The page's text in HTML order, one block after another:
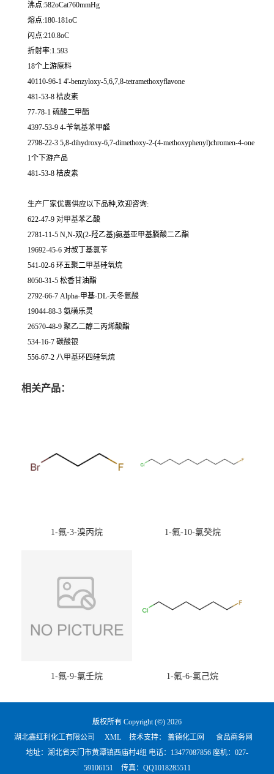
沸点:582oCat760mmHg
熔点:180-181oC
闪点:210.8oC
折射率:1.593
18个上游原料
40110-96-1 4'-benzyloxy-5,6,7,8-tetramethoxyflavone
481-53-8 桔皮素
77-78-1 硫酸二甲酯
4397-53-9 4-苄氧基苯甲醛
2798-22-3 5,8-dihydroxy-6,7-dimethoxy-2-(4-methoxyphenyl)chromen-4-one
1个下游产品
481-53-8 桔皮素
生产厂家优惠供应以下品种,欢迎咨询:
622-47-9 对甲基苯乙酸
2781-11-5 N,N-双(2-羟乙基)氨基亚甲基膦酸二乙酯
19692-45-6 对叔丁基氯苄
541-02-6 环五聚二甲基硅氧烷
8050-31-5 松香甘油酯
2792-66-7 Alpha-甲基-DL-天冬氨酸
19044-88-3 氨磺乐灵
26570-48-9 聚乙二醇二丙烯酸酯
534-16-7 碳酸银
556-67-2 八甲基环四硅氧烷
相关产品：
1-氟-3-溴丙烷 1-氟-10-氯癸烷
1-氟-9-氯壬烷 1-氟-6-氯己烷
版权所有 Copyright (©) 2026
湖北鑫红利化工有限公司
XML 技术支持： 盖德化工网
食品商务网
地址：湖北省天门市黄潭镇西庙村4组 电话： 13477087856 座机：027-
59106151
传真：QQ1018285511